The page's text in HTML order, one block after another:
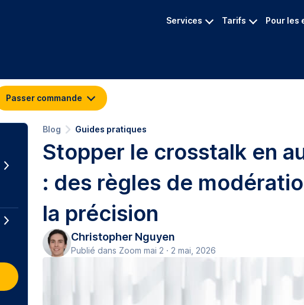
Services Tarifs Pour les
Passer commande
Blog Guides pratiques
Stopper le crosstalk en
: des règles de
la précision
Christopher Nguyen
Publié dans Zoom mai 2 · 2 mai, 2026